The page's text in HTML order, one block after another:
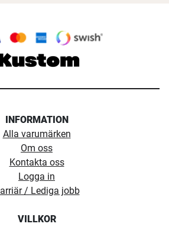
INFORMATION
Alla varumärken
Om oss
Kontakta oss
Logga in
/ Lediga jobb
VILLKOR